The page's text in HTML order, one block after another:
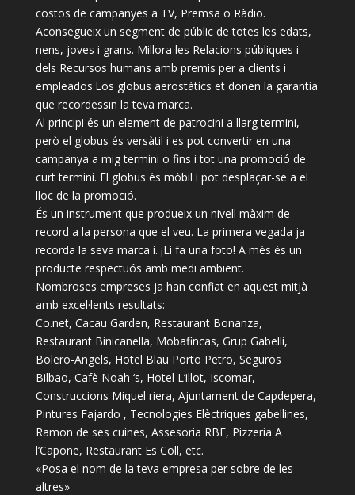
costos de campanyes a TV, Premsa o Ràdio.
Aconsegueix un segment de públic de totes les edats,
nens, joves i grans. Millora les Relacions públiques i
dels Recursos humans amb premis per a clients i
empleados.Los globus aerostàtics et donen la garantia
que recordessin la teva marca.
Al principi és un element de patrocini a llarg termini,
però el globus és versàtil i es pot convertir en una
campanya a mig termini o fins i tot una promoció de
curt termini. El globus és mòbil i pot desplaçar-se a el
lloc de la promoció.
És un instrument que produeix un nivell màxim de
record a la persona que el veu. La primera vegada ja
recorda la seva marca i. ¡Li fa una foto! A més és un
producte respectuós amb medi ambient.
Nombroses empreses ja han confiat en aquest mitjà
amb excel·lents resultats:
Co.net, Cacau Garden, Restaurant Bonanza,
Restaurant Binicanella, Mobafincas, Grup Gabelli,
Bolero-Angels, Hotel Blau Porto Petro, Seguros
Bilbao, Cafè Noah ‘s, Hotel L’illot, Iscomar,
Construccions Miquel riera, Ajuntament de Capdepera,
Pintures Fajardo , Tecnologies Elèctriques gabellines,
Ramon de ses cuines, Assesoria RBF, Pizzeria A
l’Capone, Restaurant Es Coll, etc.
«Posa el nom de la teva empresa per sobre de les
altres»